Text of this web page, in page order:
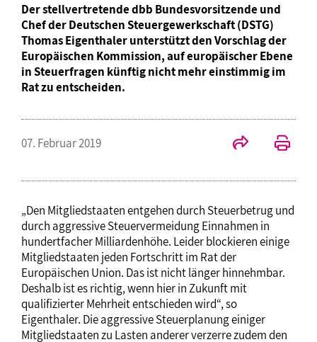
Der stellvertretende dbb Bundesvorsitzende und
Chef der Deutschen Steuergewerkschaft (DSTG)
Thomas Eigenthaler unterstützt den Vorschlag der
Europäischen Kommission, auf europäischer Ebene
in Steuerfragen künftig nicht mehr einstimmig im
Rat zu entscheiden.
07. Februar 2019
„Den Mitgliedstaaten entgehen durch Steuerbetrug und
durch aggressive Steuervermeidung Einnahmen in
hundertfacher Milliardenhöhe. Leider blockieren einige
Mitgliedstaaten jeden Fortschritt im Rat der
Europäischen Union. Das ist nicht länger hinnehmbar.
Deshalb ist es richtig, wenn hier in Zukunft mit
qualifizierter Mehrheit entschieden wird“, so
Eigenthaler. Die aggressive Steuerplanung einiger
Mitgliedstaaten zu Lasten anderer verzerre zudem den